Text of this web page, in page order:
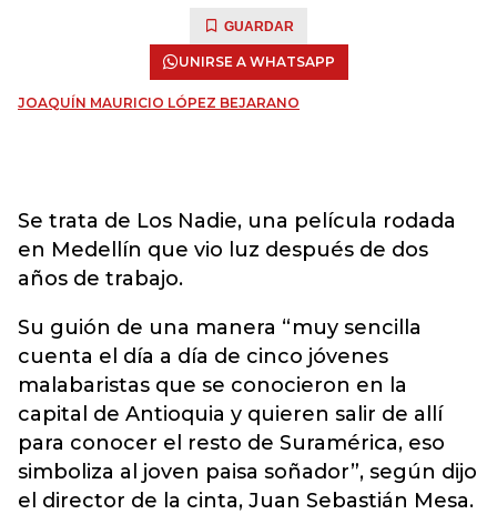
GUARDAR
UNIRSE A WHATSAPP
JOAQUÍN MAURICIO LÓPEZ BEJARANO
Se trata de Los Nadie, una película rodada
en Medellín que vio luz después de dos
años de trabajo.
Su guión de una manera “muy sencilla
cuenta el día a día de cinco jóvenes
malabaristas que se conocieron en la
capital de Antioquia y quieren salir de allí
para conocer el resto de Suramérica, eso
simboliza al joven paisa soñador”, según dijo
el director de la cinta, Juan Sebastián Mesa.